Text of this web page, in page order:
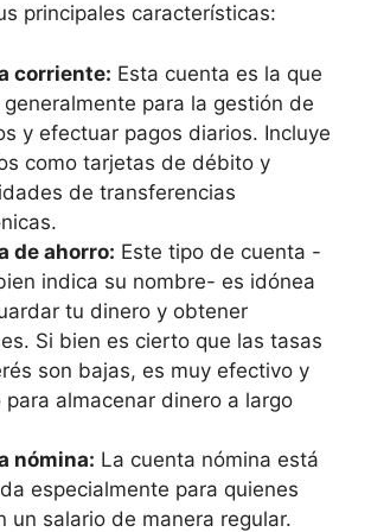
principales características:
corriente: Esta cuenta es la que
generalmente para la gestión de
y efectuar pagos diarios. Incluye
como tarjetas de débito y
de transferencias
de ahorro: Este tipo de cuenta -
indica su nombre- es idónea
tu dinero y obtener
Si bien es cierto que las tasas
son bajas, es muy efectivo y
para almacenar dinero a largo
nómina: La cuenta nómina está
especialmente para quienes
un salario de manera regular.